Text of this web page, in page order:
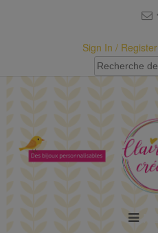
Sign In / Register
Recherche
pour :